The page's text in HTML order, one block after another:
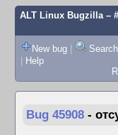
ALT Linux Bugzilla–
New bug | Search
| Help
Bug 45908 -